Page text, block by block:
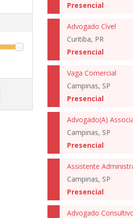
Presencial
Advogado Cível
Curitiba, PR
Presencial
Vaga Comercial
Campinas, SP
Presencial
Campinas, SP
Presencial
Assistente
Campinas, SP
Presencial
Advogado